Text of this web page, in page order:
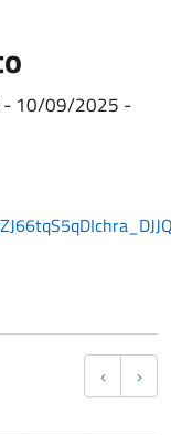
- 10/09/2025 -